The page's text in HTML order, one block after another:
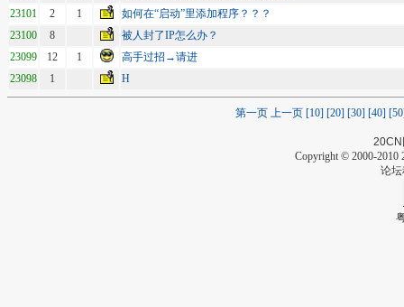
23101
2 1
如何在“启动”里添加程序？？？
23100
8
被人封了IP怎么办？
23099
12 1
高手过招→请进
23098
1 H
第一页 上一页 [10] [20] [30] [40]
20CN
Copyright © 2000-2010
论